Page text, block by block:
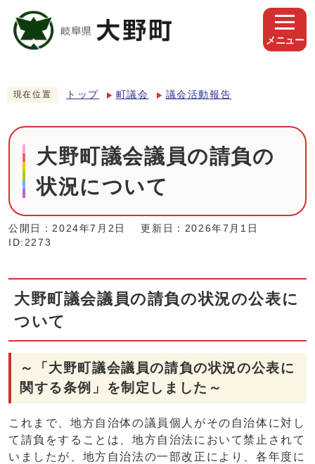
メニュー
現在位置 トップ 町議会 議会活動報告
大野町議会議員の請負の
状況について
公開日：2024年7月2日
更新日：2026年7月1日
ID:2273
大野町議会議員の請負の状況の公表に
ついて
～「大野町議会議員の請負の状況の公表に
関する条例」を制定しました～
これまで、地方自治体の議員個人がその自治体に対し
て請負をすることは、地方自治法において禁止されて
いましたが、地方自治法の一部改正により、各年度に